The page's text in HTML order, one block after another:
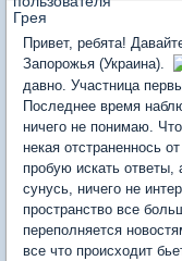
Привет, ребята!
Запорожья (Украина).
давно. Участница
Последнее время
ничего не понимаю.
некая отстраненнось
пробую искать
сунусь, ничего не
пространство все
переполняется
все что происходит